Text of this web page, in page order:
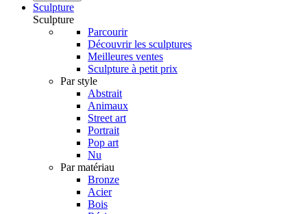
Sculpture
Sculpture
Parcourir
Découvrir les sculptures
Meilleures ventes
Sculpture à petit prix
Par style
Abstrait
Animaux
Street art
Portrait
Pop art
Nu
Par matériau
Bronze
Acier
Bois